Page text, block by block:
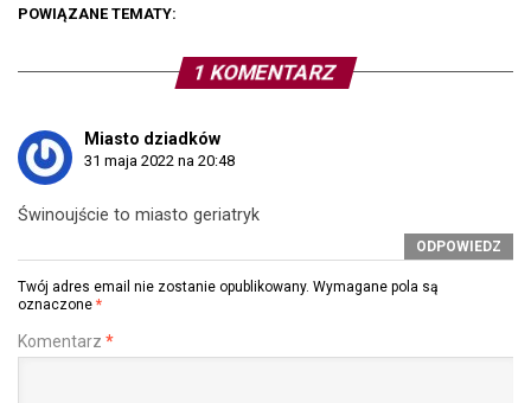
POWIĄZANE TEMATY:
1 KOMENTARZ
Miasto dziadków
31 maja 2022 na 20:48
Świnoujście to miasto geriatryk
ODPOWIEDZ
Twój adres email nie zostanie opublikowany. Wymagane pola są
oznaczone *
Komentarz *